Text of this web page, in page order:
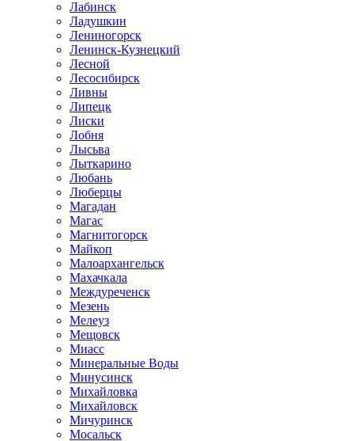
Лабинск
Ладушкин
Лениногорск
Ленинск-Кузнецкий
Лесной
Лесосибирск
Ливны
Липецк
Лиски
Лобня
Лысьва
Лыткарино
Любань
Люберцы
Магадан
Магас
Магнитогорск
Майкоп
Малоархангельск
Махачкала
Междуреченск
Мезень
Мелеуз
Мещовск
Миасс
Минеральные Воды
Минусинск
Михайловка
Михайловск
Мичуринск
Мосальск